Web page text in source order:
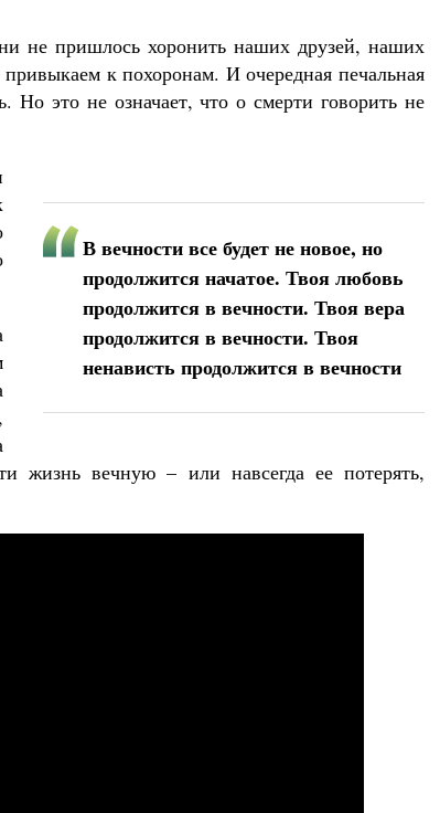
не пришлось хоронить наших друзей, наших
к похоронам. И очередная печальная
Но это не означает, что о смерти говорить не
В вечности все будет не новое, но
продолжится начатое. Твоя любовь
продолжится в вечности. Твоя вера
продолжится в вечности. Твоя
ненависть продолжится в вечности
жизнь вечную – или навсегда ее потерять,